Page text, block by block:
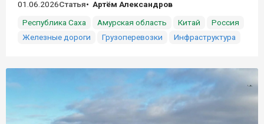
01.06.2026Статья
Артём Александров
Республика Саха
Амурская область Китай
Россия
Железные дороги
Грузоперевозки Инфраструктура